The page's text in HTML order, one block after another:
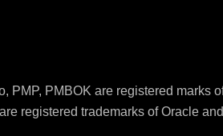
PMP, PMBOK are registered marks
registered trademarks of Oracle